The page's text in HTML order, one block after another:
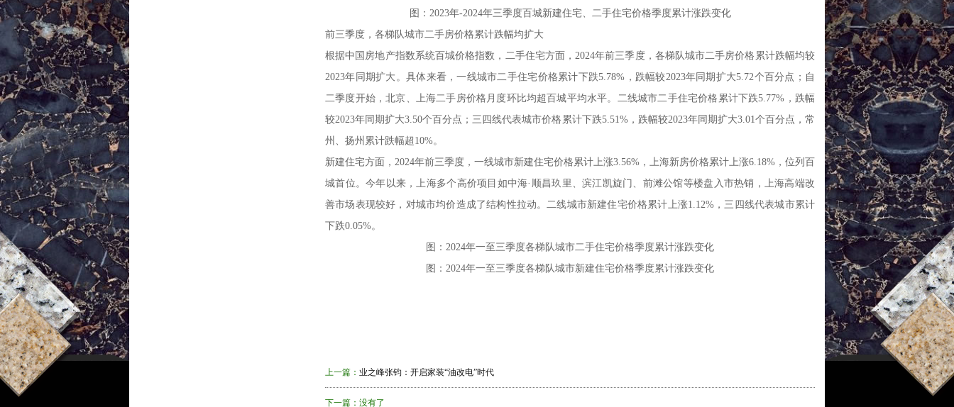
图：2023年-2024年三季度百城新建住宅、二手住宅价格季度累计涨跌变化
前三季度，各梯队城市二手房价格累计跌幅均扩大
根据中国房地产指数系统百城价格指数，二手住宅方面，2024年前三季度，各梯队城市二手房价格累计跌幅均较
2023年同期扩大。具体来看，一线城市二手住宅价格累计下跌5.78%，跌幅较2023年同期扩大5.72个百分点；自
二季度开始，北京、上海二手房价格月度环比均超百城平均水平。二线城市二手住宅价格累计下跌5.77%，跌幅
较2023年同期扩大3.50个百分点；三四线代表城市价格累计下跌5.51%，跌幅较2023年同期扩大3.01个百分点，常
州、扬州累计跌幅超10%。
新建住宅方面，2024年前三季度，一线城市新建住宅价格累计上涨3.56%，上海新房价格累计上涨6.18%，位列百
城首位。今年以来，上海多个高价项目如中海·顺昌玖里、滨江凯旋门、前滩公馆等楼盘入市热销，上海高端改
善市场表现较好，对城市均价造成了结构性拉动。二线城市新建住宅价格累计上涨1.12%，三四线代表城市累计
下跌0.05%。
图：2024年一至三季度各梯队城市二手住宅价格季度累计涨跌变化
图：2024年一至三季度各梯队城市新建住宅价格季度累计涨跌变化
上一篇： 业之峰张钧：开启家装“油改电”时代
下一篇：没有了